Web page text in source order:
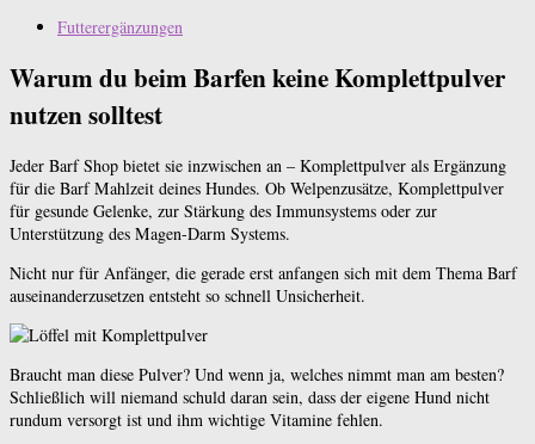
Futterergänzungen
Warum du beim Barfen keine Komplettpulver
nutzen solltest
Jeder Barf Shop bietet sie inzwischen an – Komplettpulver als Ergänzung
für die Barf Mahlzeit deines Hundes. Ob Welpenzusätze, Komplettpulver
für gesunde Gelenke, zur Stärkung des Immunsystems oder zur
Unterstützung des Magen-Darm Systems.
Nicht nur für Anfänger, die gerade erst anfangen sich mit dem Thema Barf
auseinanderzusetzen entsteht so schnell Unsicherheit.
Braucht man diese Pulver? Und wenn ja, welches nimmt man am besten?
Schließlich will niemand schuld daran sein, dass der eigene Hund nicht
rundum versorgt ist und ihm wichtige Vitamine fehlen.